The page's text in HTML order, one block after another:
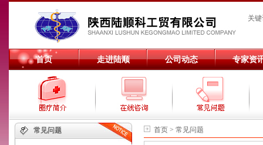
关
首页 走进陆顺 公司动态 专家资
常见问题 首页 > 常见问题